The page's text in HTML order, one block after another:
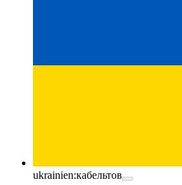
ukrainien:кабельтов